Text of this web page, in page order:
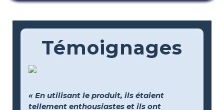
Témoignages
« En utilisant le produit, ils étaient
tellement enthousiastes et ils ont